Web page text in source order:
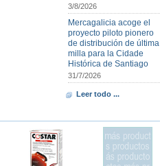
3/8/2026
Mercagalicia acoge el
proyecto piloto pionero
de distribución de última
milla para la Cidade
Histórica de Santiago
31/7/2026
Leer todo ...